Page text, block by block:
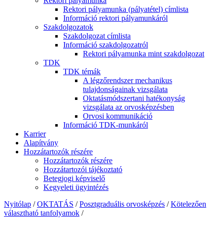
Rektori pályamunka (pályatétel) címlista
Információ rektori pályamunkáról
Szakdolgozatok
Szakdolgozat címlista
Információ szakdolgozatról
Rektori pályamunka mint szakdolgozat
TDK
TDK témák
A légzőrendszer mechanikus
tulajdonságainak vizsgálata
Oktatásmódszertani hatékonyság
vizsgálata az orvosképzésben
Orvosi kommunikáció
Információ TDK-munkáról
Karrier
Alapítvány
Hozzátartozók részére
Hozzátartozók részére
Hozzátartozói tájékoztató
Betegjogi képviselő
Kegyeleti ügyintézés
Nyitólap / OKTATÁS / Posztgraduális orvosképzés / Kötelezően
választható tanfolyamok /